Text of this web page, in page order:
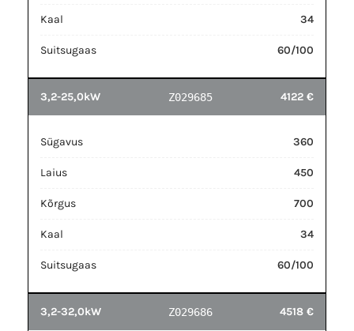
Kaal 34
Suitsugaas 60/100
3,2-25,0kW Z029685 4122 €
Sügavus 360
Laius 450
Kõrgus 700
Kaal 34
Suitsugaas 60/100
3,2-32,0kW Z029686 4518 €